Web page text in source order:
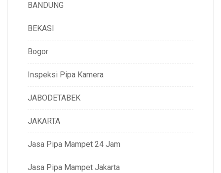
BANDUNG
BEKASI
Bogor
Inspeksi Pipa Kamera
JABODETABEK
JAKARTA
Jasa Pipa Mampet 24 Jam
Jasa Pipa Mampet Jakarta